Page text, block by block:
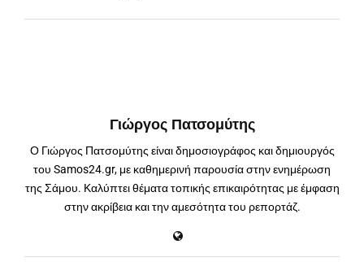
Γιώργος Πατσομύτης
Ο Γιώργος Πατσομύτης είναι δημοσιογράφος και δημιουργός
του Samos24.gr, με καθημερινή παρουσία στην ενημέρωση
της Σάμου. Καλύπτει θέματα τοπικής επικαιρότητας με έμφαση
στην ακρίβεια και την αμεσότητα του ρεπορτάζ.